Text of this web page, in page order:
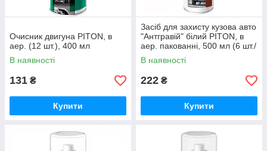
Очисник двигуна PITON, в
аер. (12 шт.), 400 мл
В наявності
131 ₴
Купити
Засіб для захисту кузова авто
"Антгравій" білий PITON, в
аер. пакованні, 500 мл (6 шт./
пач.)
В наявності
222 ₴
Купити